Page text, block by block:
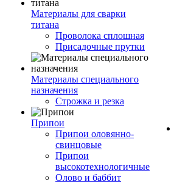
Материалы для сварки
титана
Проволока сплошная
Присадочные прутки
Материалы специального
назначения
Строжка и резка
Припои
Припои оловянно-
свинцовые
Припои
высокотехнологичные
Олово и баббит